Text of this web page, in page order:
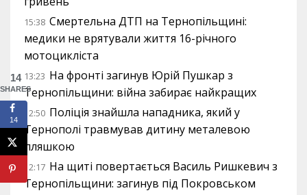
15:38 Смертельна ДТП на Тернопільщині:
медики не врятували життя 16-річного
мотоцикліста
13:23 На фронті загинув Юрій Пушкар з
Тернопільщини: війна забирає найкращих
12:50 Поліція знайшла нападника, який у
Тернополі травмував дитину металевою
пляшкою
12:17 На щиті повертається Василь Ришкевич з
Тернопільщини: загинув під Покровськом
14
SHARES
14